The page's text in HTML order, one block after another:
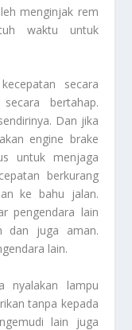
menginjak rem
waktu untuk
secara
bertahap.
Dan jika
engine brake
untuk menjaga
berkurang
ke bahu jalan.
pengendara lain
dan juga aman.
lain.
nyalakan lampu
tanpa kepada
lain juga